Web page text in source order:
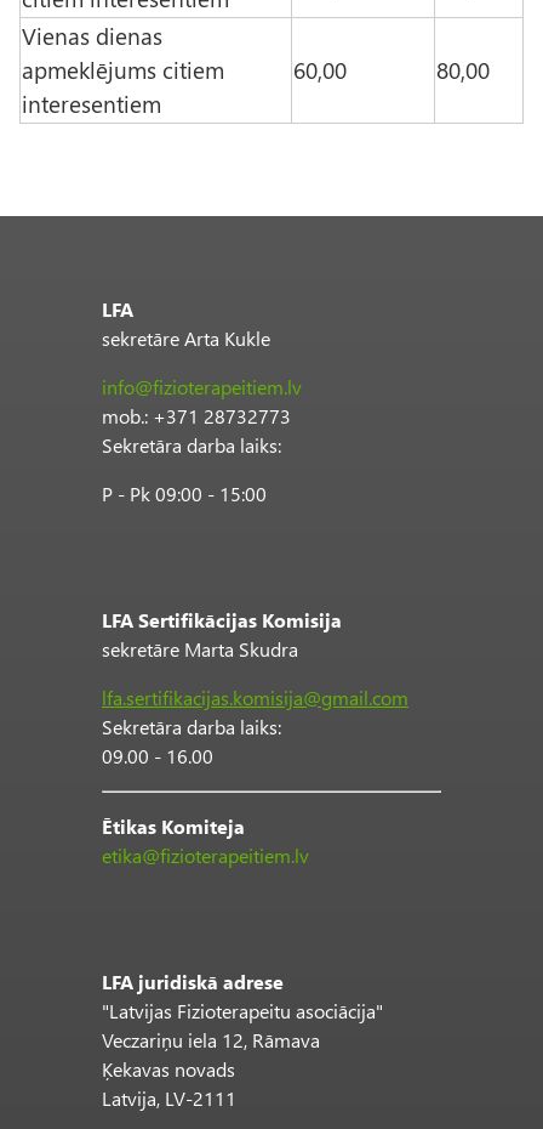
Vienas dienas
apmeklējums citiem
interesentiem
60,00 80,00
LFA
sekretāre Arta Kukle
info@fizioterapeitiem.lv
mob.: +371 28732773
Sekretāra darba laiks:
P - Pk 09:00 - 15:00
LFA Sertifikācijas Komisija
sekretāre Marta Skudra
lfa.sertifikacijas.komisija@gmail.com
Sekretāra darba laiks:
09.00 - 16.00
Ētikas Komiteja
etika@fizioterapeitiem.lv
LFA juridiskā adrese
"Latvijas Fizioterapeitu asociācija"
Veczariņu iela 12, Rāmava
Ķekavas novads
Latvija, LV-2111